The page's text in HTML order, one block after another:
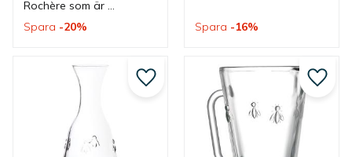
Rochère som är
napoleonbin. En mugg
morgonkaffet och
senare på dagen också.
Spara 20%
dekorativ skål med lock
Spara 16%
Lägg till i favoriter Lägg